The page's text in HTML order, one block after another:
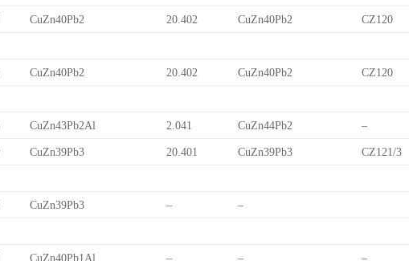
CuZn40Pb2 20.402 CuZn40Pb2 CZ120
CuZn40Pb2 20.402 CuZn40Pb2 CZ120
CuZn43Pb2Al 2.041 CuZn44Pb2 –
CuZn39Pb3 20.401 CuZn39Pb3 CZ121/3
CuZn39Pb3 – –
CuZn40Pb1Al – – –